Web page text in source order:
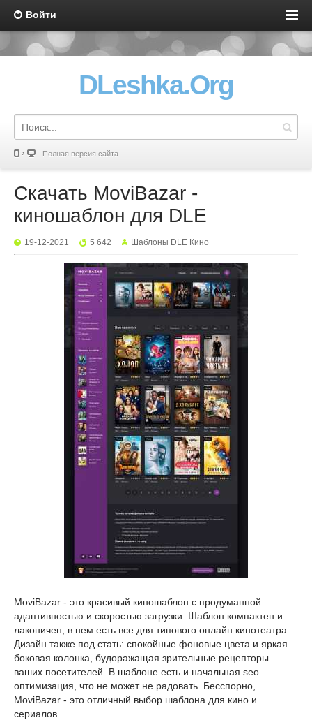
Войти
DLeshka.Org
Полная версия сайта
Скачать MoviBazar -
киношаблон для DLE
19-12-2021 5 642 Шаблоны DLE Кино
MoviBazar - это красивый киношаблон с продуманной
адаптивностью и скоростью загрузки. Шаблон компактен и
лаконичен, в нем есть все для типового онлайн кинотеатра.
Дизайн также под стать: спокойные фоновые цвета и яркая
боковая колонка, будоражащая зрительные рецепторы
ваших посетителей. В шаблоне есть и начальная seo
оптимизация, что не может не радовать. Бесспорно,
MoviBazar - это отличный выбор шаблона для кино и
сериалов.